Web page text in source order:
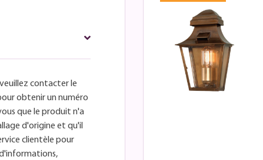
contacter le
obtenir un numéro
que le produit n'a
d'origine et qu'il
clientèle pour